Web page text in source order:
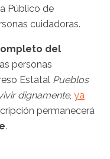
Público de
cuidadoras.
del
personas
Estatal Pueblos
dignamente, ya
permanecerá
.